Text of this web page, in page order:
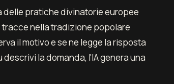
delle pratiche divinatorie europee
nella tradizione popolare
il motivo e se ne legge la risposta
la domanda, l'IA genera una